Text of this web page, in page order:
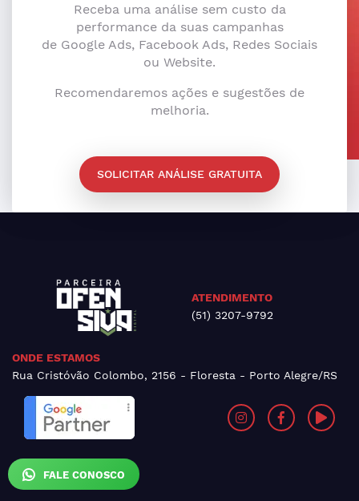
FALE CONOSCO
Receba uma análise sem custo da
performance da suas campanhas
de Google Ads, Facebook Ads, Redes Sociais
ou Website.
Recomendaremos ações e sugestões de
melhoria.
SOLICITAR ANÁLISE GRATUITA
ATENDIMENTO
(51) 3207-9792
ONDE ESTAMOS
Rua Cristóvão Colombo, 2156 - Floresta - Porto Alegre/RS